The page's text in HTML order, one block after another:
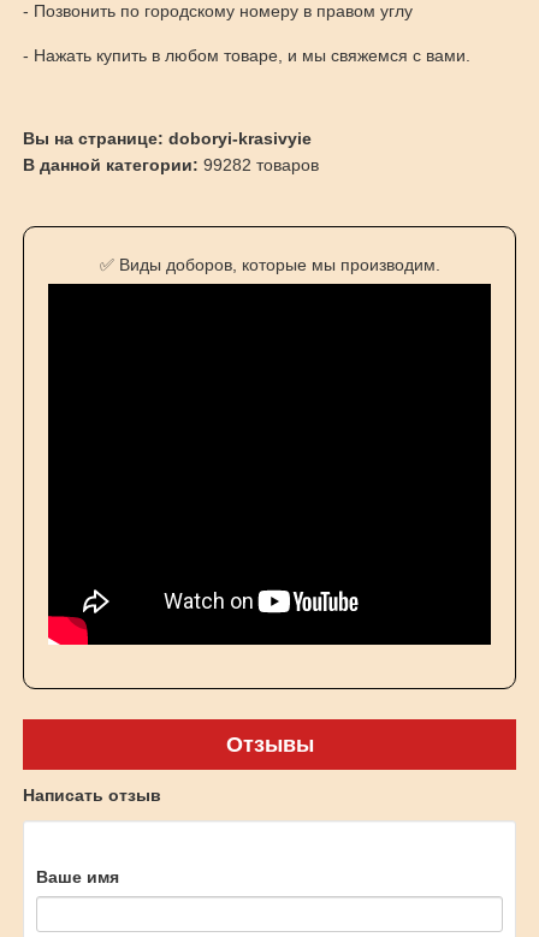
- Позвонить по городскому номеру в правом углу
- Нажать купить в любом товаре, и мы свяжемся с вами.
Вы на странице: doboryi-krasivyie
В данной категории: 99282 товаров
✅ Виды доборов, которые мы производим.
Отзывы
Написать отзыв
Ваше имя